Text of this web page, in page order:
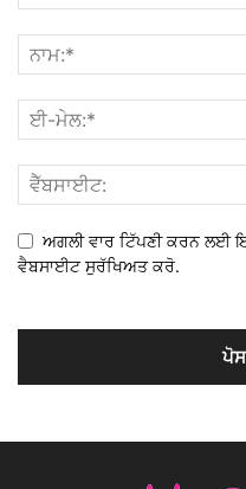
ਅਗਲੀ ਵਾਰ ਟਿੱਪਣੀ ਕਰਨ ਲਈ
ਵੈਬਸਾਈਟ ਸੁਰੱਖਿਅਤ ਕਰੋ.